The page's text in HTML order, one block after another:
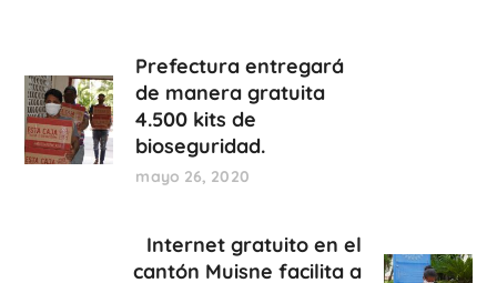
Prefectura entregará
de manera gratuita
4.500 kits de
bioseguridad.
mayo 26, 2020
Internet gratuito en el
cantón Muisne facilita a